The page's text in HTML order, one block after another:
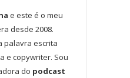
e este é o meu
desde 2008.
palavra escrita
e copywriter. Sou
do podcast